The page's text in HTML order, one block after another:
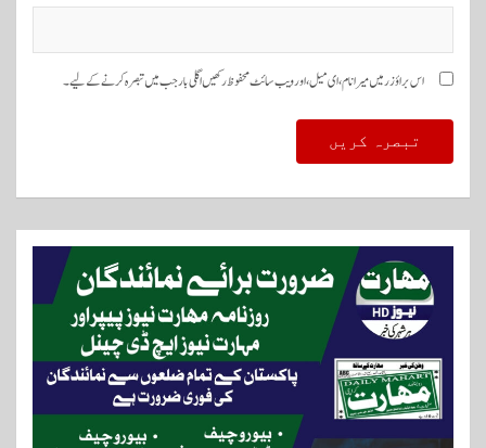
اس براؤزر میں میرا نام، ای میل، اور ویب سائٹ محفوظ رکھیں اگلی بار جب میں تبصرہ کرنے کےلیے۔